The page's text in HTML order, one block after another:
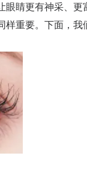
睛更有神采、更
样重要。下面，我